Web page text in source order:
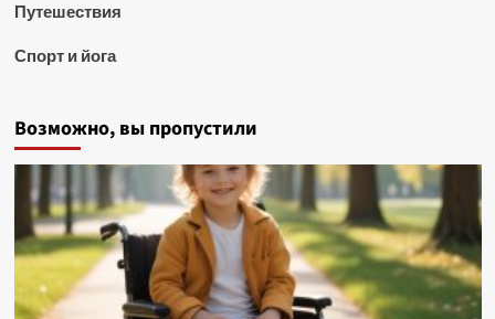
Путешествия
Спорт и йога
Возможно, вы пропустили